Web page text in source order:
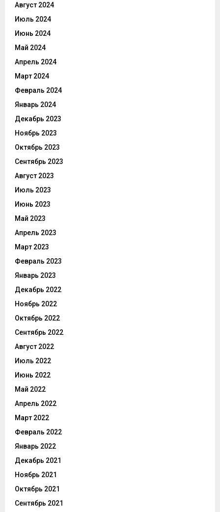
Август 2024
Июль 2024
Июнь 2024
Май 2024
Апрель 2024
Март 2024
Февраль 2024
Январь 2024
Декабрь 2023
Ноябрь 2023
Октябрь 2023
Сентябрь 2023
Август 2023
Июль 2023
Июнь 2023
Май 2023
Апрель 2023
Март 2023
Февраль 2023
Январь 2023
Декабрь 2022
Ноябрь 2022
Октябрь 2022
Сентябрь 2022
Август 2022
Июль 2022
Июнь 2022
Май 2022
Апрель 2022
Март 2022
Февраль 2022
Январь 2022
Декабрь 2021
Ноябрь 2021
Октябрь 2021
Сентябрь 2021